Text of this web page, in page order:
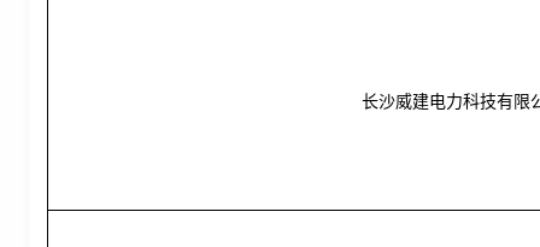
长沙威建电力科技有限